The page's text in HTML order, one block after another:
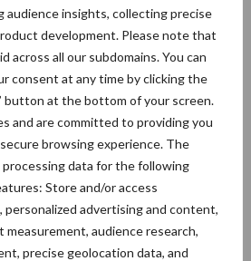
audience insights, collecting precise
development. Please note that
across all our subdomains. You can
consent at any time by clicking the
button at the bottom of your screen.
and are committed to providing you
browsing experience. The
data for the following
Store and/or access
personalized advertising and content,
audience research,
precise geolocation data, and
DEMP zagen we heel
houden de productie beter
Dat blijkt ook uit het
verleden constateerde de
kation en beïnvloedt de
is. Met eigen ruwvoer